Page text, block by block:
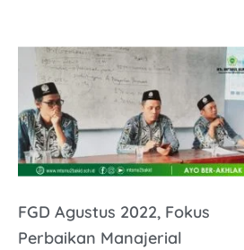
FGD Agustus 2022, Fokus
Perbaikan Manajerial